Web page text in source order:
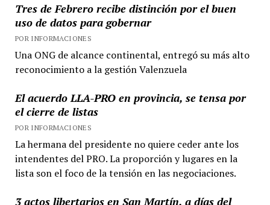
Tres de Febrero recibe distinción por el buen
uso de datos para gobernar
POR INFORMACIONES
Una ONG de alcance continental, entregó su más alto
reconocimiento a la gestión Valenzuela
El acuerdo LLA-PRO en provincia, se tensa por
el cierre de listas
POR INFORMACIONES
La hermana del presidente no quiere ceder ante los
intendentes del PRO. La proporción y lugares en la
lista son el foco de la tensión en las negociaciones.
3 actos libertarios en San Martín, a días del